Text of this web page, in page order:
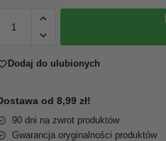
Dodaj do ulubionych
od 8,99 zł!
90 dni na zwrot produktów
Gwarancja oryginalności produktów